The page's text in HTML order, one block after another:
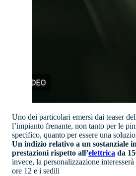
Uno dei particolari emersi dai teaser
l’impianto frenante, non tanto per le
specifico, quanto per essere una
Un indizio relativo a un sostanziale
prestazioni rispetto all’elettrica da
invece, la personalizzazione
ore 12 e i sedili